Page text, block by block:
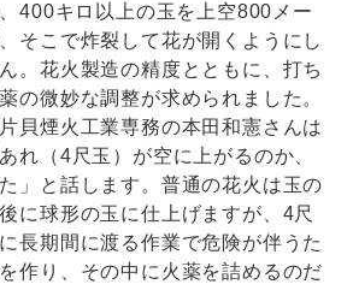
400キロ以上の玉を上空800メー
そこで炸裂して花が開くようにし
。花火製造の精度とともに、打ち
の微妙な調整が求められました。
貝煙火工業専務の本田和憲さんは
れ（4尺玉）が空に上がるのか、
」と話します。普通の花火は玉の
に球形の玉に仕上げますが、4尺
長期間に渡る作業で危険が伴うた
作り、その中に火薬を詰めるのだ